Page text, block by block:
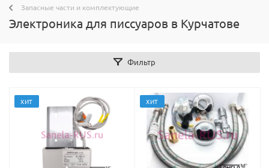
Запасные части и комплектующие
Электроника для писсуаров в Курчатове
Фильтр
ХИТ ХИТ